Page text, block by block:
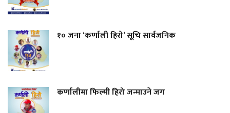
१० जना ‘कर्णाली हिरो’ सूचि सार्वजनिक
कर्णालीमा फिल्मी हिरो जन्माउने जग